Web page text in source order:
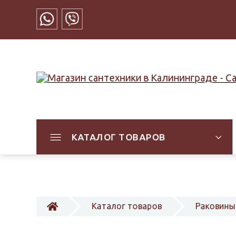
КАТАЛОГ ТОВАРОВ
Каталог товаров Раковины